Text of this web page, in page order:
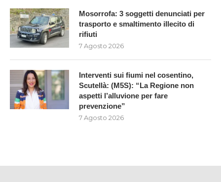
Mosorrofa: 3 soggetti denunciati per
trasporto e smaltimento illecito di
rifiuti
7 Agosto 2026
Interventi sui fiumi nel cosentino,
Scutellà: (M5S): “La Regione non
aspetti l’alluvione per fare
prevenzione”
7 Agosto 2026